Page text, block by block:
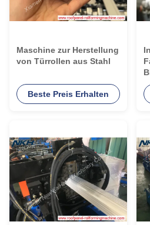
Maschine zur Herstellung
von Türrollen aus Stahl
Beste Preis Erhalten